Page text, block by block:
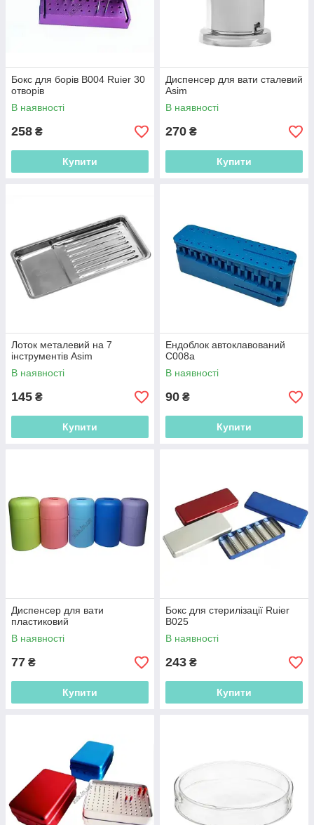
Бокс для борів B004 Ruier 30
отворів
В наявності
258 ₴
Купити
Диспенсер для вати сталевий
Asim
В наявності
270 ₴
Купити
Лоток металевий на 7
інструментів Asim
В наявності
145 ₴
Купити
Ендоблок автоклавований
C008a
В наявності
90 ₴
Купити
Диспенсер для вати
пластиковий
В наявності
77 ₴
Купити
Бокс для стерилізації Ruier
B025
В наявності
243 ₴
Купити